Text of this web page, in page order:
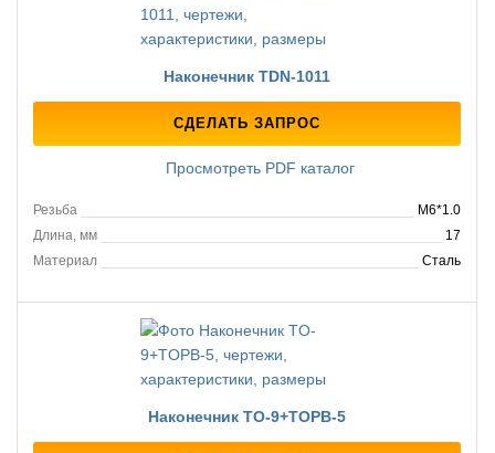
Наконечник TDN-1011
СДЕЛАТЬ ЗАПРОС
Просмотреть PDF каталог
Резьба
M6*1.0
Длина, мм
17
Материал
Сталь
Наконечник TO-9+TOPB-5